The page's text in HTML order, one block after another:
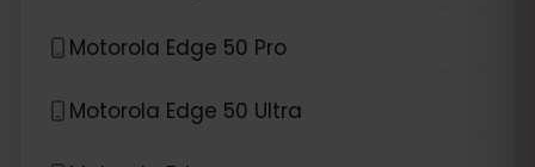
Motorola Edge 50 Pro
Motorola Edge 50 Ultra